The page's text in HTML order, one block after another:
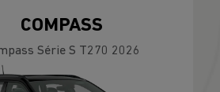
COMPASS
Série S T270 2026